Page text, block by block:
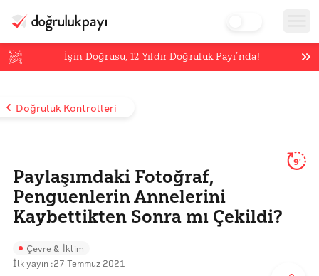
İşin Doğrusu,12 Yıldır Doğruluk Payı’nda!
Doğruluk Kontrolleri
Paylaşımdaki Fotoğraf,
Penguenlerin Annelerini
Kaybettikten Sonra mı Çekildi?
9'
Çevre & İklim
İlk yayın :27 Temmuz 2021